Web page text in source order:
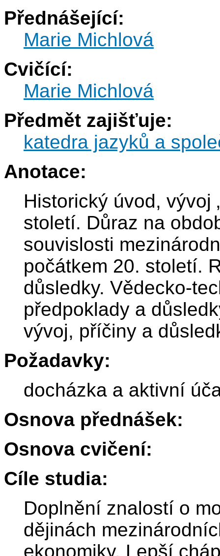
Přednášející:
Marie Michlová
Cvičící:
Marie Michlová
Předmět zajišťuje:
katedra jazyků a
Anotace:
Historický úvod, vývoj
století. Důraz na
souvislosti
počátkem 20. století.
důsledky. Vědecko-
předpoklady a
vývoj, příčiny a
Požadavky:
docházka a aktivní
Osnova přednášek:
Osnova cvičení:
Cíle studia:
Doplnění znalostí o
dějinách
ekonomiky. Lepší